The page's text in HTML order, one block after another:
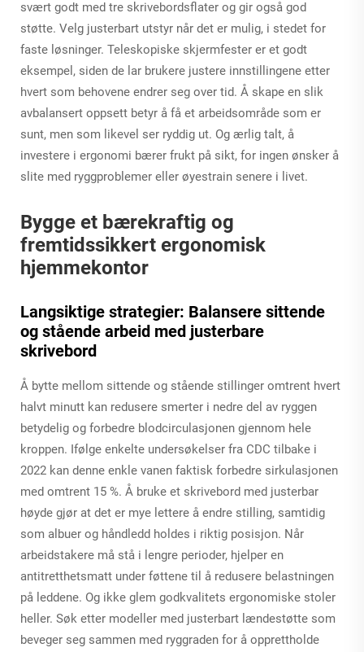
svært godt med tre skrivebordsflater og gir også god
støtte. Velg justerbart utstyr når det er mulig, i stedet for
faste løsninger. Teleskopiske skjermfester er et godt
eksempel, siden de lar brukere justere innstillingene etter
hvert som behovene endrer seg over tid. Å skape en slik
avbalansert oppsett betyr å få et arbeidsområde som er
sunt, men som likevel ser ryddig ut. Og ærlig talt, å
investere i ergonomi bærer frukt på sikt, for ingen ønsker å
slite med ryggproblemer eller øyestrain senere i livet.
Bygge et bærekraftig og
fremtidssikkert ergonomisk
hjemmekontor
Langsiktige strategier: Balansere sittende
og stående arbeid med justerbare
skrivebord
Å bytte mellom sittende og stående stillinger omtrent hvert
halvt minutt kan redusere smerter i nedre del av ryggen
betydelig og forbedre blodcirculasjonen gjennom hele
kroppen. Ifølge enkelte undersøkelser fra CDC tilbake i
2022 kan denne enkle vanen faktisk forbedre sirkulasjonen
med omtrent 15 %. Å bruke et skrivebord med justerbar
høyde gjør at det er mye lettere å endre stilling, samtidig
som albuer og håndledd holdes i riktig posisjon. Når
arbeidstakere må stå i lengre perioder, hjelper en
antitretthetsmatt under føttene til å redusere belastningen
på leddene. Og ikke glem godkvalitets ergonomiske stoler
heller. Søk etter modeller med justerbart lændestøtte som
beveger seg sammen med ryggraden for å opprettholde